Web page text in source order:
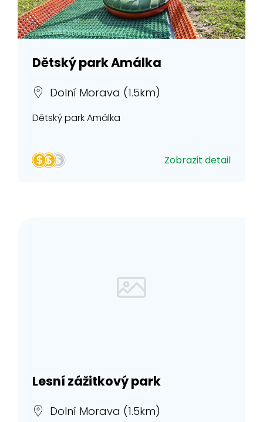
Dětský park Amálka
Dolní Morava (1.5km)
Dětský park Amálka
Zobrazit detail
Lesní zážitkový park
Dolní Morava (1.5km)